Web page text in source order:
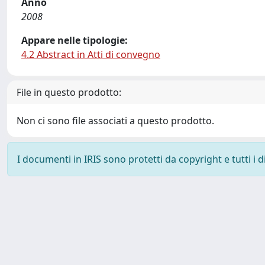
2008
Appare nelle tipologie:
4.2 Abstract in Atti di convegno
File in questo prodotto:
Non ci sono file associati a questo prodotto.
I documenti in IRIS sono protetti da copyright e tutti i